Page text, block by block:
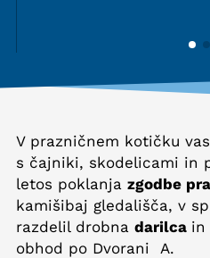
V prazničnem kotičku
s čajniki, skodelicami in
letos poklanja zgodbe
kamišibaj gledališča, v
razdelil drobna darilca in
obhod po Dvorani A.